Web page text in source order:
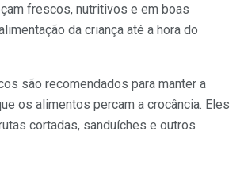
frescos, nutritivos e em boas
da criança até a hora do
são recomendados para manter a
os alimentos percam a crocância. Eles
cortadas, sanduíches e outros